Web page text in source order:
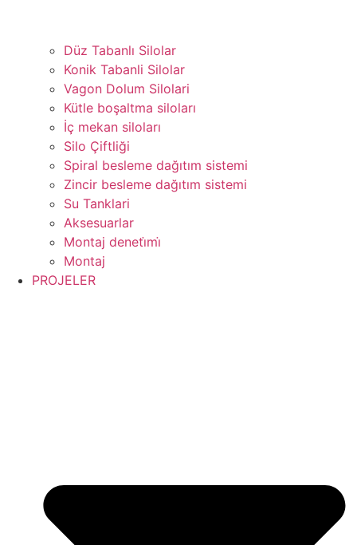
Düz Tabanlı Silolar
Konik Tabanli Silolar
Vagon Dolum Silolari
Kütle boşaltma siloları
İç mekan siloları
Silo Çiftliği
Spiral besleme dağıtım sistemi
Zincir besleme dağıtım sistemi
Su Tanklari
Aksesuarlar
Montaj deneti̇mi̇
Montaj
PROJELER